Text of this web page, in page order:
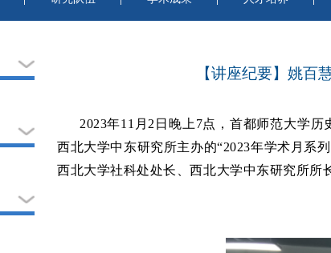
【讲座纪要】姚
2023年11月2日晚上7点，首都师范大学
西北大学中东研究所主办的“2023年学术月系
西北大学社科处处长、西北大学中东研究所所